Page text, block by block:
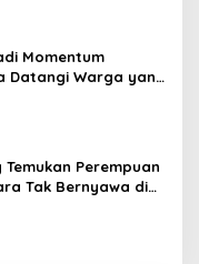
Momentum
Datangi Warga yang
Perempuan
Tak Bernyawa di